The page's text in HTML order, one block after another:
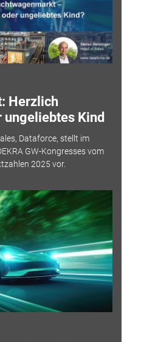
Herzlich
Kind
Dataforce, stellt im
GW-Kongresses vom
2025 vor.